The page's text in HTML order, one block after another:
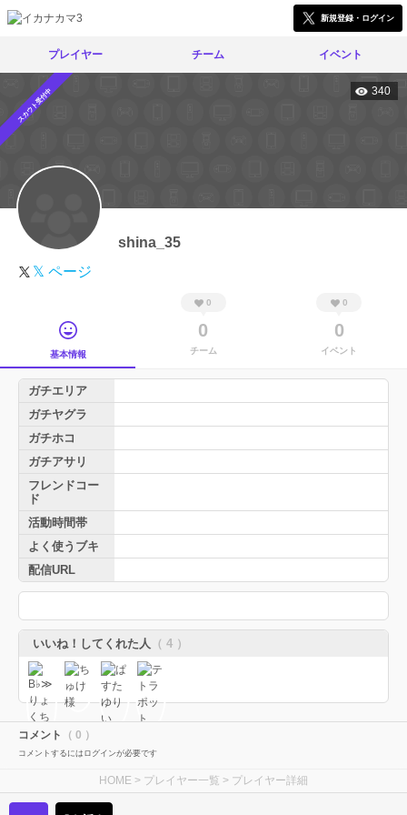
新規登録・ログイン
プレイヤー チーム イベント
スカウト受付中 340
shina_35
𝕏 ページ
基本情報
0
0
チーム
0
0
イベント
ガチエリア
ガチヤグラ
ガチホコ
ガチアサリ
フレンドコー
ド
活動時間帯
よく使うブキ
配信URL
いいね！してくれた人 （ 4 ）
コメント （ 0 ）
コメントするにはログインが必要です
HOME > プレイヤー一覧 > プレイヤー詳細